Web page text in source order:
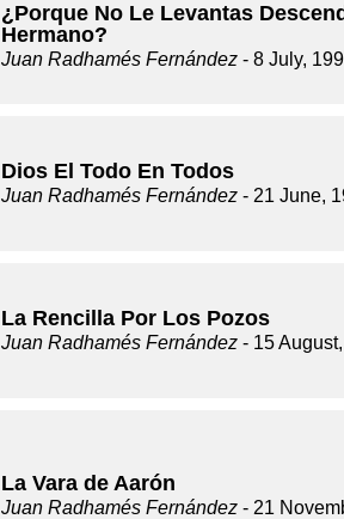
¿Porque No Le Levantas
Hermano?
Juan Radhamés Fernández - 8 July,
Dios El Todo En Todos
Juan Radhamés Fernández - 21 June,
La Rencilla Por Los Pozos
Juan Radhamés Fernández - 15
La Vara de Aarón
Juan Radhamés Fernández - 21